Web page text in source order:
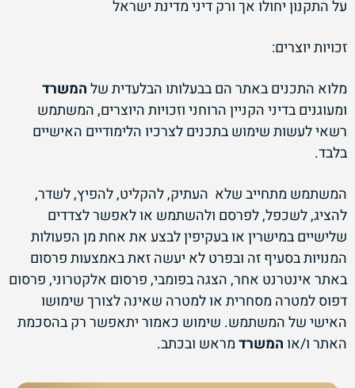
על התקנון יחולו אך ורק דיני מדינת ישראל
זכויות יוצרים:
מלוא התכנים באתר הם בבעלותו הבלעדית שלהמשרד
ומעוגנים בדיני הקניין הרוחני וזכויות היוצרים, המשתמש
רשאי לעשות שימוש בתכנים לצרכיו הלימודיים האישיים
בלבד.
המשתמש מתחייב שלא העתיק, להקליט, להפיץ, לשדר,
להציג, לשכפל, לפרסם ולהשתמש או לאפשר לצדדים
שלישיים במישרין או בעקיפין לבצע את אחת מן הפעולות
המנויות בסעיף זה ובפרט לא יעשה זאת באמצעות פרסום
באתר אינטרנט אחר, הצגה בפומבי, פרסום אלקטרוני, פרסום
דפוס למטרה מסחרית או למטרה שאינה לצורך שימושו
האישי של המשתמש. שימוש כאמור יתאפשר רק בהסכמת
האתר ו/אוהמשרדמראש ובכתב.